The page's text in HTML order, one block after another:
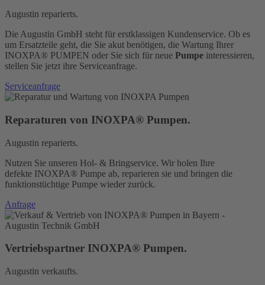
Augustin reparierts.
Die Augustin GmbH steht für erstklassigen Kundenservice. Ob es
um Ersatzteile geht, die Sie akut benötigen, die Wartung Ihrer
INOXPA® PUMPEN oder Sie sich für neue Pumpe interessieren,
stellen Sie jetzt ihre Serviceanfrage.
Serviceanfrage
Reparaturen von INOXPA® Pumpen.
Augustin reparierts.
Nutzen Sie unseren Hol- & Bringservice. Wir holen Ihre
defekte INOXPA® Pumpe ab, reparieren sie und bringen die
funktionstüchtige Pumpe wieder zurück.
Anfrage
Vertriebspartner INOXPA® Pumpen.
Augustin verkaufts.